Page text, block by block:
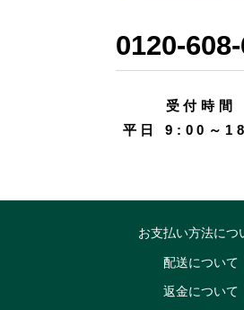
0120-
受付時間
平日 9:00～
お支払い方法につ
配送について
返金について